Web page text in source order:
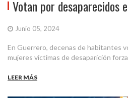
Votan por desaparecidos
Junio 05, 2024
En Guerrero, decenas de habitantes
mujeres víctimas de desaparición
LEER MÁS